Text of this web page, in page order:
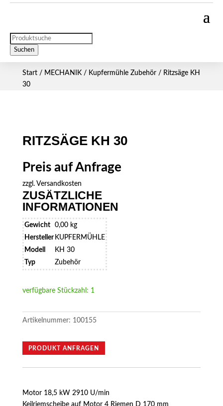
Products
search
Suchen
Start/ MECHANIK/ Kupfermühle Zubehör/ Ritzsäge KH
30
RITZSÄGE KH 30
Preis auf Anfrage
zzgl. Versandkosten
ZUSÄTZLICHE
INFORMATIONEN
Gewicht
0,00 kg
Hersteller KUPFERMÜHLE
Modell
KH 30
Typ
Zubehör
verfügbare Stückzahl: 1
Artikelnummer: 100155
PRODUKT ANFRAGEN
Motor 18,5 kW 2910 U/min
Keilriemscheibe auf Motor 4 Riemen D 170 mm